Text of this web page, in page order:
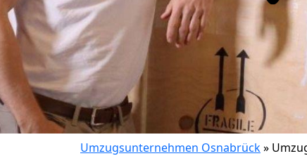
Umzugsunternehmen Osnabrück»